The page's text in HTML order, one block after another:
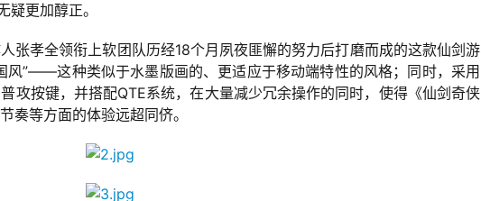
疑更加醇正。
张孝全领衔上软团队历经18个月夙夜匪懈的努力后打磨而成的这款仙剑游
风”——这种类似于水墨版画的、更适应于移动端特性的风格；同时，采用
攻按键，并搭配QTE系统，在大量减少冗余操作的同时，使得《仙剑奇侠
奏等方面的体验远超同侪。